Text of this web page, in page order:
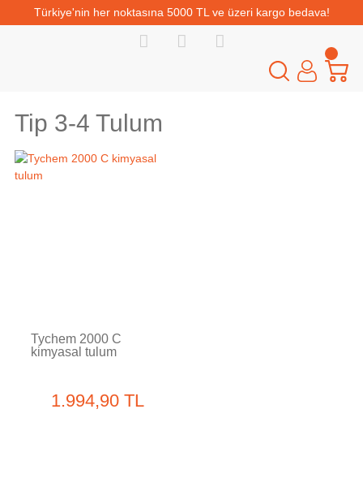
Türkiye'nin her noktasına 5000 TL ve üzeri kargo bedava!
Tip 3-4 Tulum
Tychem 2000 C
kimyasal tulum
1.994,90 TL